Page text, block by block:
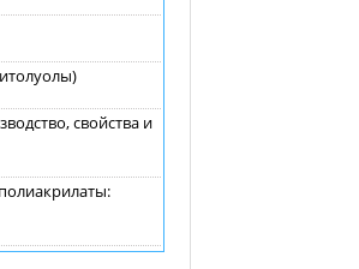
свойства и